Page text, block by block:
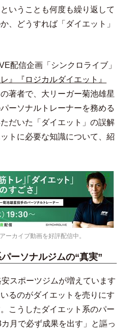
いうことも何度も繰り返して
、どうすれば「ダイエット」
配信企画「シンクロライブ」
』
『ロジカルダイエット』
著者で、大リーガー菊池雄星
ーソナルトレーナーを務める
だいた「ダイエット」の誤解
トに必要な知識について、紹
ーカイブ動画を好評配信中。
ーソナルジムの“真実”
スポーツジムが増えています
るのがダイエットを売りにす
こうしたダイエット系のパー
月で必ず成果を出す」と謳っ